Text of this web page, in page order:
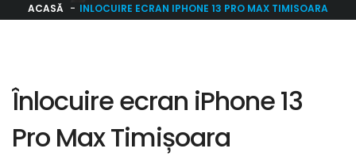
ACASĂ INLOCUIRE ECRAN IPHONE 13 PRO MAX TIMISOARA
Înlocuire ecran iPhone 13
Pro Max Timișoara